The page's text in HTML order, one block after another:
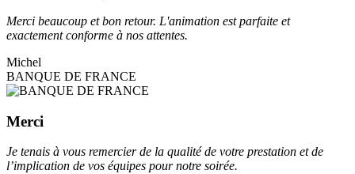
Merci beaucoup et bon retour. L'animation est parfaite et
exactement conforme à nos attentes.
Michel
BANQUE DE FRANCE
Merci
Je tenais à vous remercier de la qualité de votre prestation et de
l’implication de vos équipes pour notre soirée.